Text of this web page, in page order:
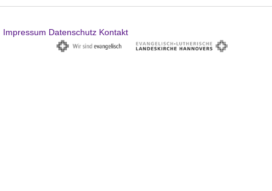
Impressum Datenschutz Kontakt